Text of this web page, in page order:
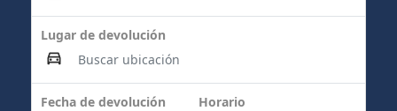
Lugar de devolución
Fecha de devolución Horario